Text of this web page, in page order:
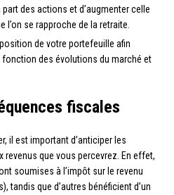
des actions et d’augmenter celle
se rapproche de la retraite.
de votre portefeuille afin
fonction des évolutions du marché et
fiscales
il est important d’anticiper les
que vous percevrez. En effet,
soumises à l’impôt sur le revenu
tandis que d’autres bénéficient d’un